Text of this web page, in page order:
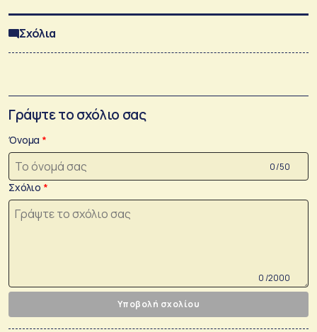
Σχόλια
Γράψτε το σχόλιο σας
Όνομα
0 /50
Σχόλιο
0 /2000
Υποβολή σχολίου